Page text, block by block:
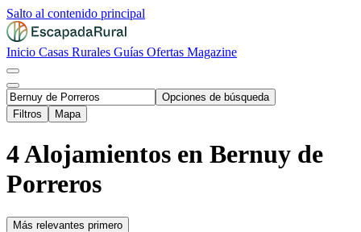
Salto al contenido principal
Inicio Casas Rurales Guías Ofertas Magazine
Opciones de búsqueda
Filtros
Mapa
4 Alojamientos en Bernuy de
Porreros
Más relevantes primero